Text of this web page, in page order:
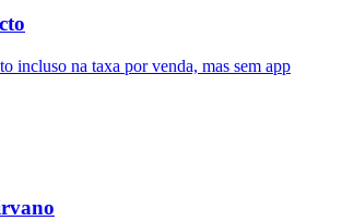
incluso na taxa por venda, mas sem app